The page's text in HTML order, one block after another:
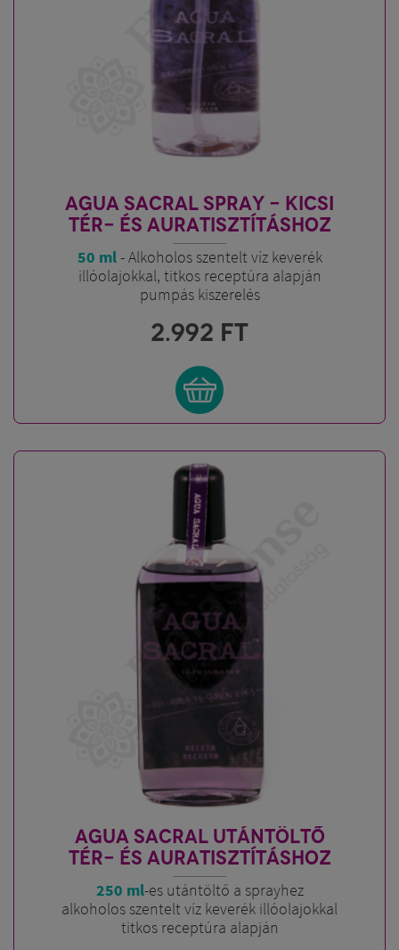
AGUA SACRAL SPRAY - KICSI
TÉR- ÉS AURATISZTÍTÁSHOZ
50 ml- Alkoholos szentelt víz keverék
illóolajokkal, titkos receptúra alapján
pumpás kiszerelés
2.992 FT
AGUA SACRAL UTÁNTÖLTŐ
TÉR- ÉS AURATISZTÍTÁSHOZ
250 ml-es utántöltő a sprayhez
alkoholos szentelt víz keverék illóolajokkal
titkos receptúra alapján